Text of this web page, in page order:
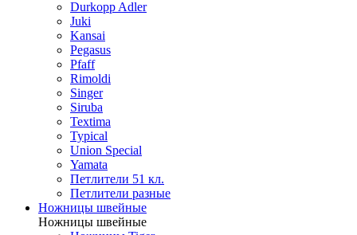
Durkopp Adler
Juki
Kansai
Pegasus
Pfaff
Rimoldi
Singer
Siruba
Textima
Typical
Union Special
Yamata
Петлители 51 кл.
Петлители разные
Ножницы швейные
Ножницы швейные